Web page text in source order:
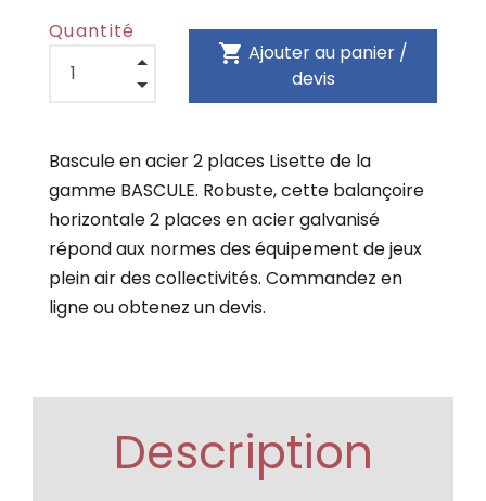
Quantité
shopping_cart Ajouter au panier /
devis
Bascule en acier 2 places Lisette de la
gamme BASCULE. Robuste, cette balançoire
horizontale 2 places en acier galvanisé
répond aux normes des équipement de jeux
plein air des collectivités. Commandez en
ligne ou obtenez un devis.
Description